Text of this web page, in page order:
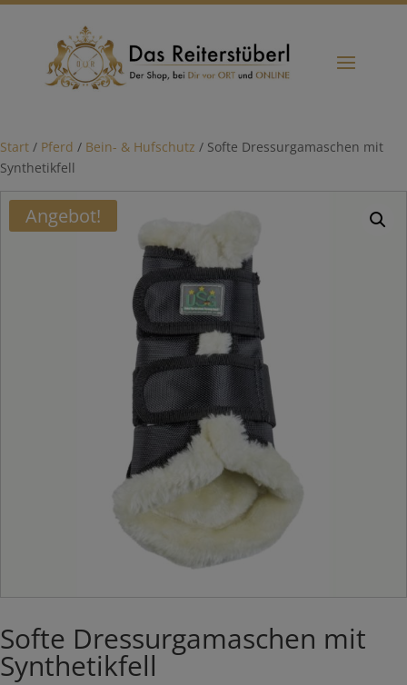
Start / Pferd / Bein- & Hufschutz / Softe Dressurgamaschen mit
Synthetikfell
Angebot!
Softe Dressurgamaschen mit
Synthetikfell